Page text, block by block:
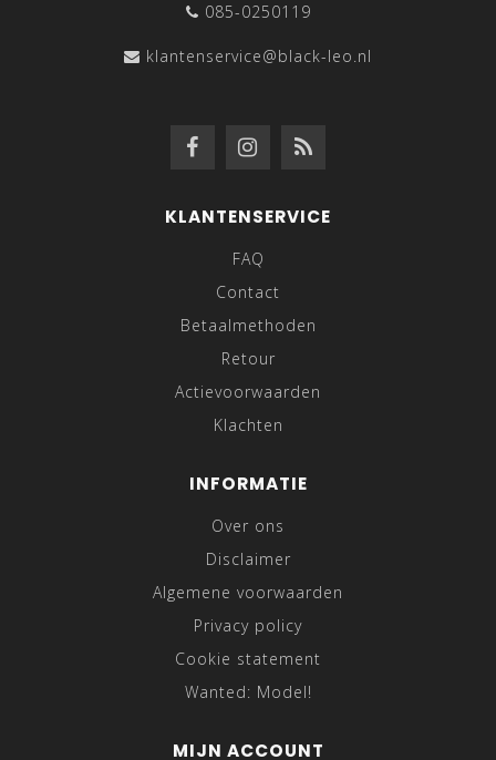
085-0250119
klantenservice@black-leo.nl
KLANTENSERVICE
FAQ
Contact
Betaalmethoden
Retour
Actievoorwaarden
Klachten
INFORMATIE
Over ons
Disclaimer
Algemene voorwaarden
Privacy policy
Cookie statement
Wanted: Model!
MIJN ACCOUNT